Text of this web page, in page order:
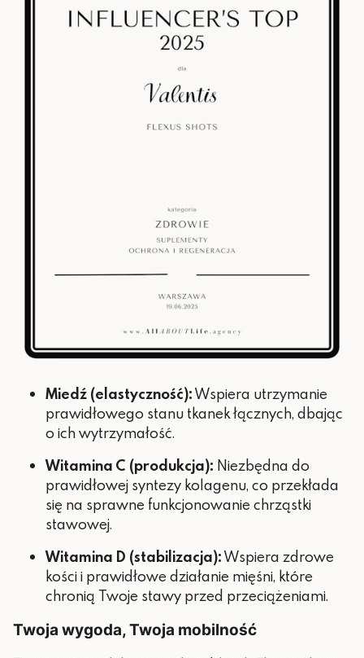
Miedź (elastyczność):Wspiera utrzymanie
prawidłowego stanu tkanek łącznych, dbając
o ich wytrzymałość.
Witamina C (produkcja): Niezbędna do
prawidłowej syntezy kolagenu, co przekłada
się na sprawne funkcjonowanie chrząstki
stawowej.
Witamina D (stabilizacja):Wspiera zdrowe
kości i prawidłowe działanie mięśni, które
chronią Twoje stawy przed przeciążeniami.
Twoja wygoda, Twoja mobilność